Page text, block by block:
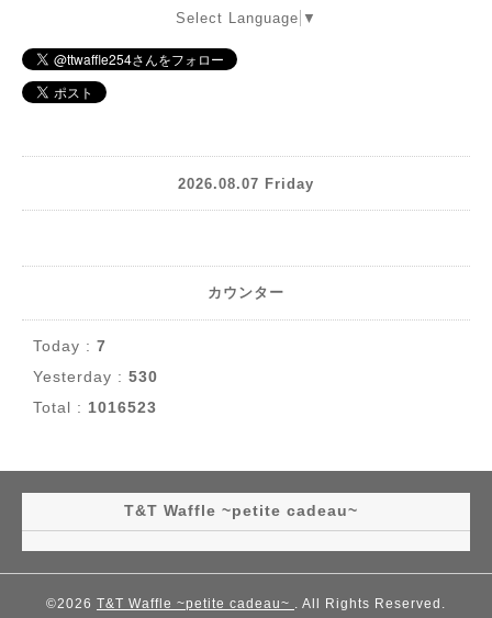
Select Language ▼
2026.08.07 Friday
カウンター
Today : 7
Yesterday : 530
Total : 1016523
T&T Waffle ~petite cadeau~
©2026 T&T Waffle ~petite cadeau~ . All Rights Reserved.